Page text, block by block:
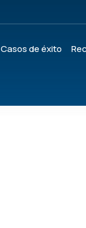
Casos de éxito